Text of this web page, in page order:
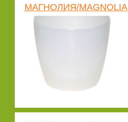
МАГНОЛИЯ/MAGNOLIA